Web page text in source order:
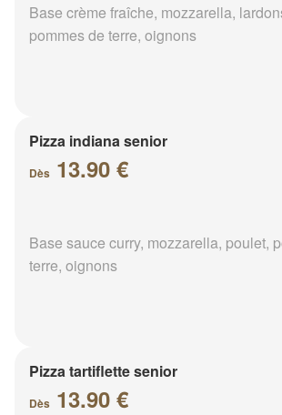
Base crème fraîche, mozzarella,
pommes de terre, oignons
Pizza indiana senior
Dès 13.90 €
Base sauce curry, mozzarella, poulet,
terre, oignons
Pizza tartiflette senior
Dès 13.90 €